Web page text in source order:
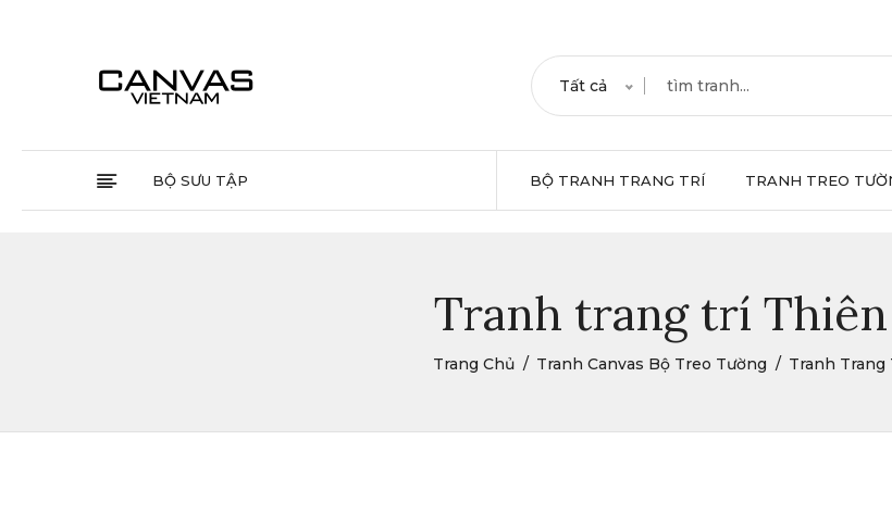
Tất cả
BỘ SƯU TẬP BỘ TRANH TRANG TRÍ TRANH TREO
Tranh trang trí
Trang Chủ Tranh Canvas Bộ Treo Tường Tranh